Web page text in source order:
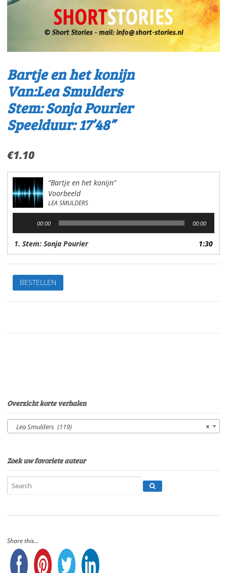
Bartje en het konijn
Van:Lea Smulders
Stem: Sonja Pourier
Speelduur: 17’48”
€1.10
“Bartje en het konijn”
Voorbeeld
LEA SMULDERS
00:00 00:00
1. Stem: Sonja Pourier 1:30
Bartje
en
het
Sonja
BESTELLEN
Overzicht korte verhalen
×
Lea Smulders (119)
Zoek uw favoriete auteur
Share this...